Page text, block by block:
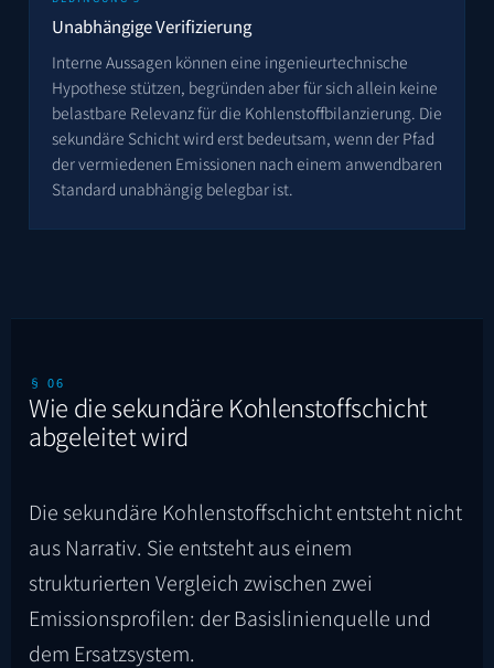
Unabhängige Verifizierung
Interne Aussagen können eine ingenieurtechnische
Hypothese stützen, begründen aber für sich allein keine
belastbare Relevanz für die Kohlenstoffbilanzierung. Die
sekundäre Schicht wird erst bedeutsam, wenn der Pfad
der vermiedenen Emissionen nach einem anwendbaren
Standard unabhängig belegbar ist.
§ 06
Wie die sekundäre Kohlenstoffschicht
abgeleitet wird
Die sekundäre Kohlenstoffschicht entsteht nicht
aus Narrativ. Sie entsteht aus einem
strukturierten Vergleich zwischen zwei
Emissionsprofilen: der Basislinienquelle und
dem Ersatzsystem.